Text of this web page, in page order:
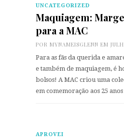
UNCATEGORIZED
Maquiagem:
para a MAC
POR MYNAMEISGLENN EM
Para as fãs da querida e
e também de maquiagem, é
bolsos! A MAC criou uma
em comemoração aos 25
APROVEI